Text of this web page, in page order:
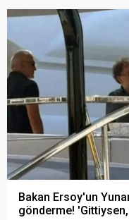
Bakan Ersoy'un
gönderme!